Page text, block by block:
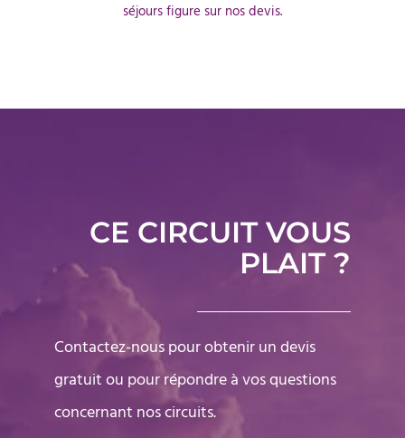
séjours figure sur nos devis.
CE CIRCUIT VOUS
PLAIT ?
Contactez-nous pour obtenir un devis
gratuit ou pour répondre à vos questions
concernant nos circuits.